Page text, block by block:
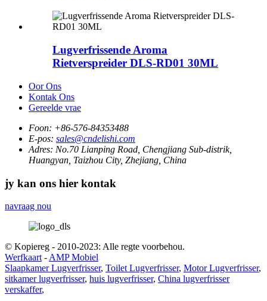
Lugverfrissende Aroma
Rietverspreider DLS-RD01 30ML
Oor Ons
Kontak Ons
Gereelde vrae
Foon: +86-576-84353488
E-pos: sales@cndelishi.com
Adres: No.70 Lianping Road, Chengjiang Sub-distrik,
Huangyan, Taizhou City, Zhejiang, China
jy kan ons hier kontak
navraag nou
© Kopiereg - 2010-2023: Alle regte voorbehou.
Werfkaart - AMP Mobiel
Slaapkamer Lugverfrisser, Toilet Lugverfrisser, Motor Lugverfrisser,
sitkamer lugverfrisser, huis lugverfrisser, China lugverfrisser
verskaffer,